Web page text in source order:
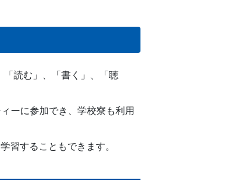
「読む」、「書く」、「聴
ーに参加でき、学校寮も利用
習することもできます。